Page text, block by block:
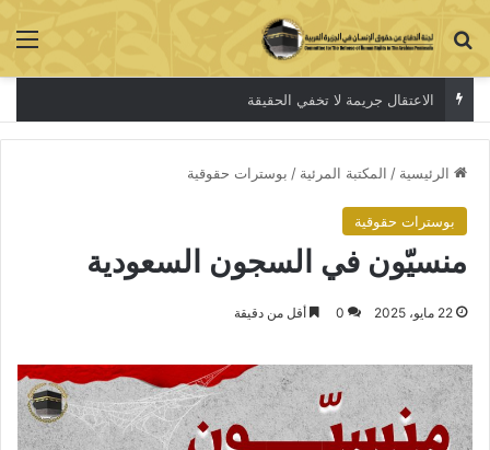
بحث عن
الاعتقال جريمة لا تخفي الحقيقة
الرئيسية / المكتبة المرئية / بوسترات حقوقية
بوسترات حقوقية
منسيّون في السجون السعودية
22 مايو، 2025 0 أقل من دقيقة